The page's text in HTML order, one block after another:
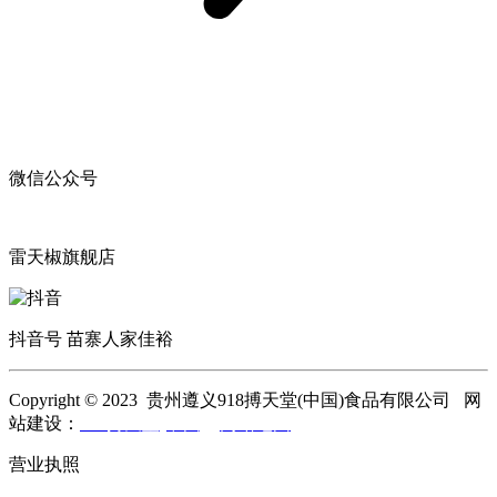
微信公众号
雷天椒旗舰店
抖音号 苗寨人家佳裕
Copyright © 2023 贵州遵义918搏天堂(中国)食品有限公司 网
站建设：
营业执照